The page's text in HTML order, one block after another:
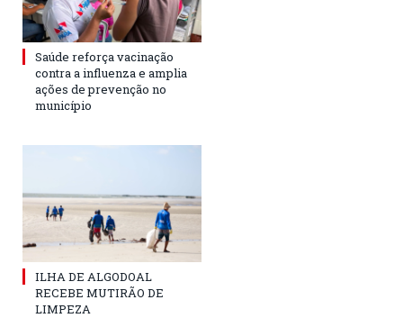
Saúde reforça vacinação
contra a influenza e amplia
ações de prevenção no
município
ILHA DE ALGODOAL
RECEBE MUTIRÃO DE
LIMPEZA